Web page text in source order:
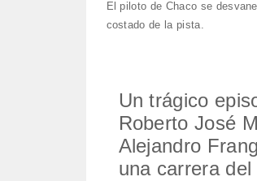
El piloto de Chaco se
costado de la pista.
Un trágico
Roberto José
Alejandro
una carrera